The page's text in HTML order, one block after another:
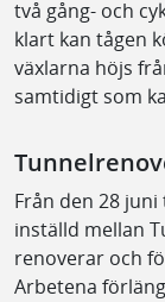
två gång- och
klart kan tågen
växlarna höjs
samtidigt som
Från den 28
inställd mellan
renoverar och
Arbetena